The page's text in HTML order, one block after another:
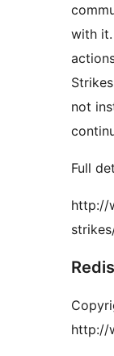
with it.
not
Full
http://
http://